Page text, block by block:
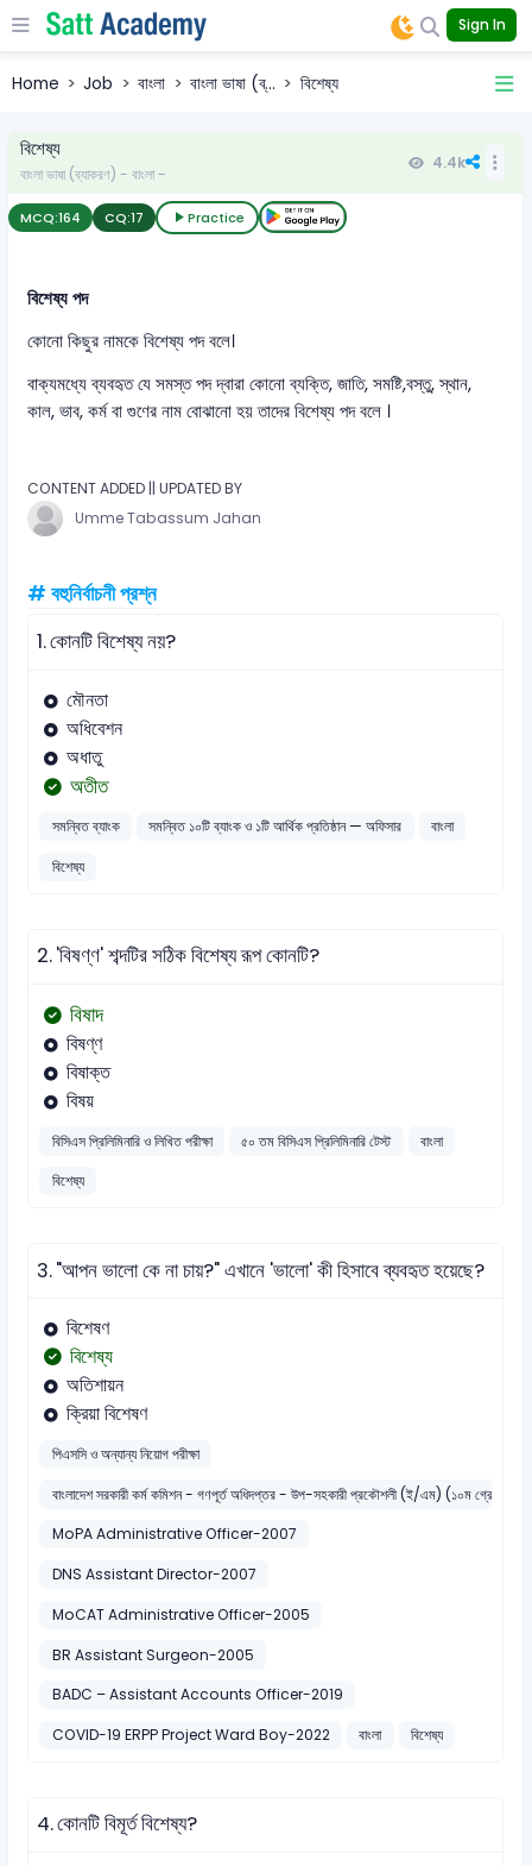
Sign In
Home Job বাংলা বাংলা ভাষা (ব্... বিশেষ্য
বিশেষ্য
বাংলা ভাষা (ব্যাকরণ) - বাংলা -
4.4k
MCQ:164 CQ:17 Practice
বিশেষ্য পদ
কোনো কিছুর নামকে বিশেষ্য পদ বলে।
বাক্যমধ্যে ব্যবহৃত যে সমস্ত পদ দ্বারা কোনো ব্যক্তি, জাতি, সমষ্টি,বস্তু, স্থান,
কাল, ভাব, কর্ম বা গুণের নাম বোঝানো হয় তাদের বিশেষ্য পদ বলে ।
CONTENT ADDED || UPDATED BY
Umme Tabassum Jahan
# বহুনির্বাচনী প্রশ্ন
1.কোনটি বিশেষ্য নয়?
মৌনতা
অধিবেশন
অধাতু
অতীত
সমন্বিত ব্যাংক সমন্বিত ১০টি ব্যাংক ও ১টি আর্থিক প্রতিষ্ঠান — অফিসার
বাংলা
বিশেষ্য
2.'বিষণ্ণ' শব্দটির সঠিক বিশেষ্য রূপ কোনটি?
বিষাদ
বিষণ্ণ
বিষাক্ত
বিষয়
বিসিএস প্রিলিমিনারি ও লিখিত পরীক্ষা ৫০ তম বিসিএস প্রিলিমিনারি টেস্ট
বাংলা
বিশেষ্য
3."আপন ভালো কে না চায়?" এখানে 'ভালো' কী হিসাবে ব্যবহৃত হয়েছে?
বিশেষণ
বিশেষ্য
অতিশায়ন
ক্রিয়া বিশেষণ
পিএসসি ও অন্যান্য নিয়োগ পরীক্ষা
বাংলাদেশ সরকারী কর্ম কমিশন - গণপূর্ত অধিদপ্তর - উপ-সহকারী প্রকৌশলী (ই/এম) (১০ম গ্রেড)
MoPA Administrative Officer-2007
DNS Assistant Director-2007
MoCAT Administrative Officer-2005
BR Assistant Surgeon-2005
BADC – Assistant Accounts Officer-2019
COVID-19 ERPP Project Ward Boy-2022
বাংলা বিশেষ্য
4.কোনটি বিমূর্ত বিশেষ্য?